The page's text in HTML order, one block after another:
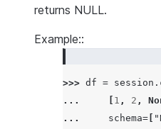
returns NULL.
Example::
>>> df = session .
...
1 , 2 ,
...
schema=